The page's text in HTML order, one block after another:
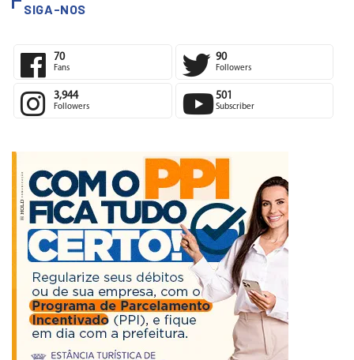
SIGA-NOS
70 90
3,944 501